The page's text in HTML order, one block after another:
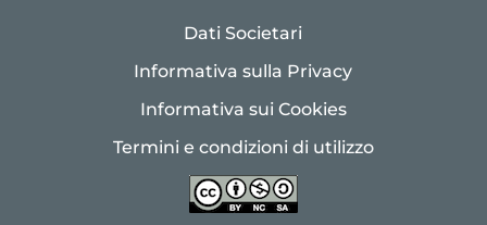
Dati Societari
Informativa sulla Privacy
Informativa sui Cookies
Termini e condizioni di utilizzo